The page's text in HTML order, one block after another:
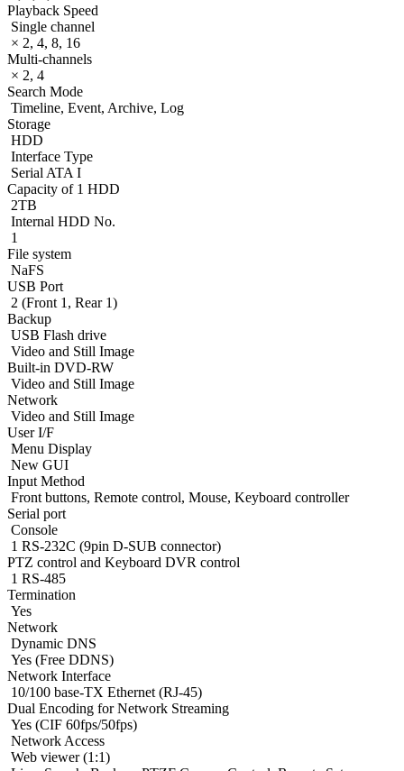
Playback Speed
Single channel
× 2, 4, 8, 16
Multi-channels
× 2, 4
Search Mode
Timeline, Event, Archive, Log
Storage
HDD
Interface Type
Serial ATA I
Capacity of 1 HDD
2TB
Internal HDD No.
1
File system
NaFS
USB Port
2 (Front 1, Rear 1)
Backup
USB Flash drive
Video and Still Image
Built-in DVD-RW
Video and Still Image
Network
Video and Still Image
User I/F
Menu Display
New GUI
Input Method
Front buttons, Remote control, Mouse, Keyboard controller
Serial port
Console
1 RS-232C (9pin D-SUB connector)
PTZ control and Keyboard DVR control
1 RS-485
Termination
Yes
Network
Dynamic DNS
Yes (Free DDNS)
Network Interface
10/100 base-TX Ethernet (RJ-45)
Dual Encoding for Network Streaming
Yes (CIF 60fps/50fps)
Network Access
Web viewer (1:1)